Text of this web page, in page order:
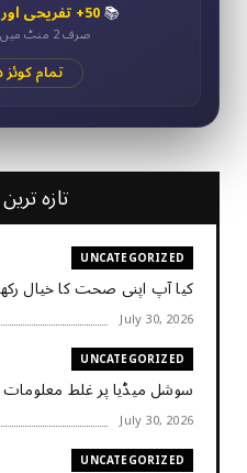
📚50+ تفریحی اور بصیرت افروز کوئز
صرف 2 منٹ میں اپنے آپ کو جانیں
تمام
تازہ
UNCATEGORIZED
کیا آپ اپنی صحت کا خیال
July 30, 2026
UNCATEGORIZED
سوشل میڈیا پر غلط
July 30, 2026
UNCATEGORIZED